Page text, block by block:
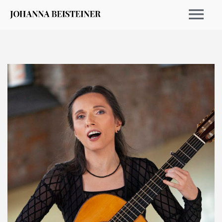
CALENDRIER 2026
ARCHIVE